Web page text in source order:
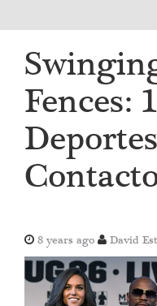
Fences:
8 years ago David